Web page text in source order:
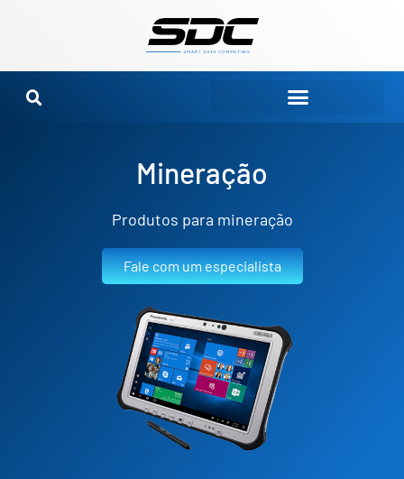
conteúdo
Mineração
Produtos para mineração
Fale com um especialista